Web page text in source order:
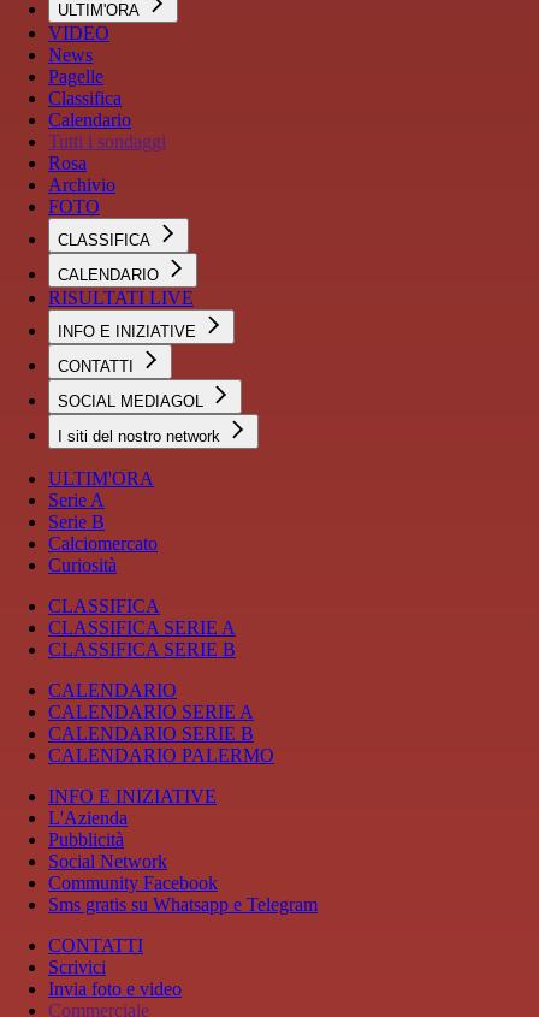
ULTIM'ORA
VIDEO
News
Pagelle
Classifica
Calendario
Tutti i sondaggi
Rosa
Archivio
FOTO
CLASSIFICA
CALENDARIO
RISULTATI LIVE
INFO E INIZIATIVE
CONTATTI
SOCIAL MEDIAGOL
I siti del nostro network
ULTIM'ORA
Serie A
Serie B
Calciomercato
Curiosità
CLASSIFICA
CLASSIFICA SERIE A
CLASSIFICA SERIE B
CALENDARIO
CALENDARIO SERIE A
CALENDARIO SERIE B
CALENDARIO PALERMO
INFO E INIZIATIVE
L'Azienda
Pubblicità
Social Network
Community Facebook
Sms gratis su Whatsapp e Telegram
CONTATTI
Scrivici
Invia foto e video
Commerciale